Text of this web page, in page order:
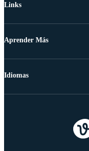
Links
Aprender Más
Idiomas